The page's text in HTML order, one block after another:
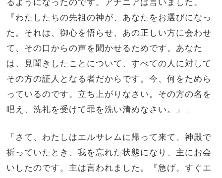
るようになったのです。アナニアは言いました。
『わたしたちの先祖の神が、あなたをお選びになっ
た。それは、御心を悟らせ、あの正しい方に会わせ
て、その口からの声を聞かせるためです。あなた
は、見聞きしたことについて、すべての人に対して
その方の証人となる者だからです。今、何をためら
っているのです。立ち上がりなさい。その方の名を
唱え、洗礼を受けて罪を洗い清めなさい。』」
「さて、わたしはエルサレムに帰って来て、神殿で
祈っていたとき、我を忘れた状態になり、主にお会
いしたのです。主は言われました。『急げ。すぐエ